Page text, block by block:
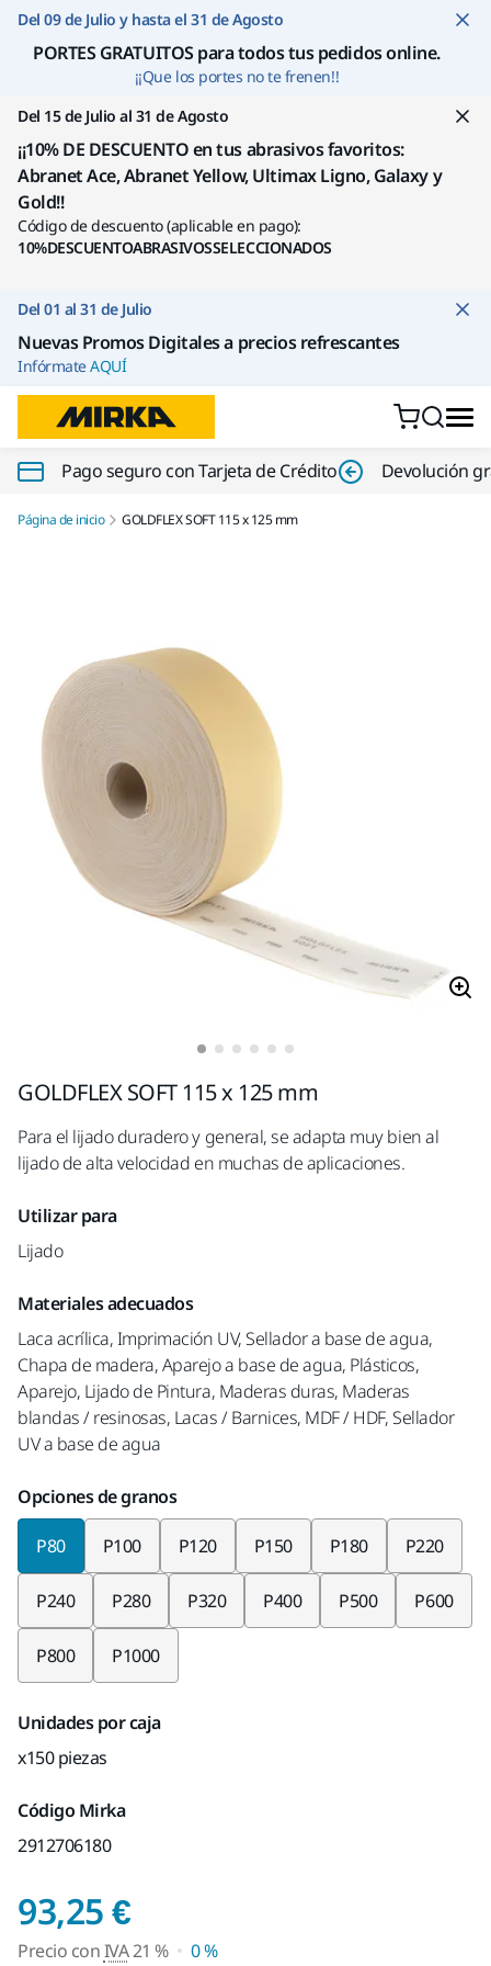
Ir a contenido
Del 09 de Julio y hasta el 31 de Agosto
PORTES GRATUITOS para todos tus pedidos online.
¡¡Que los portes no te frenen!!
Del 15 de Julio al 31 de Agosto
¡¡10% DE DESCUENTO en tus abrasivos favoritos:
Abranet Ace, Abranet Yellow, Ultimax Ligno, Galaxy y
Gold!!
Código de descuento (aplicable en pago):
10%DESCUENTOABRASIVOSSELECCIONADOS
Del 01 al 31 de Julio
Nuevas Promos Digitales a precios refrescantes
InfórmateAQUÍ
Pago seguro con Tarjeta de Crédito Devolución
Página de inicio GOLDFLEX SOFT 115 x 125 mm
GOLDFLEX SOFT 115 x 125 mm
Para el lijado duradero y general, se adapta muy bien al
lijado de alta velocidad en muchas de aplicaciones.
Utilizar para
Lijado
Materiales adecuados
Laca acrílica, Imprimación UV, Sellador a base de agua,
Chapa de madera, Aparejo a base de agua, Plásticos,
Aparejo, Lijado de Pintura, Maderas duras, Maderas
blandas / resinosas, Lacas / Barnices, MDF / HDF, Sellador
UV a base de agua
Opciones de granos
P80 P100 P120 P150 P180 P220
P240 P280 P320 P400 P500 P600
P800 P1000
Unidades por caja
x150 piezas
Código Mirka
2912706180
93,25 €Precio con IVA 21 %
Precio conIVA21 % 0 %